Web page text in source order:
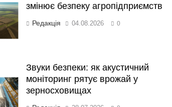
змінює безпеку агропідприємств
Редакція 04.08.2026 0
Звуки безпеки: як акустичний
моніторинг рятує врожай у
зерносховищах